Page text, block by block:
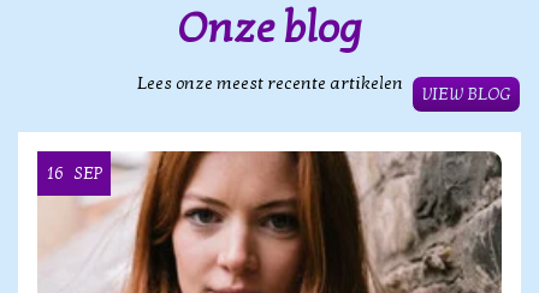
Onze blog
Lees onze meest recente artikelen
VIEW BLOG
16 SEP